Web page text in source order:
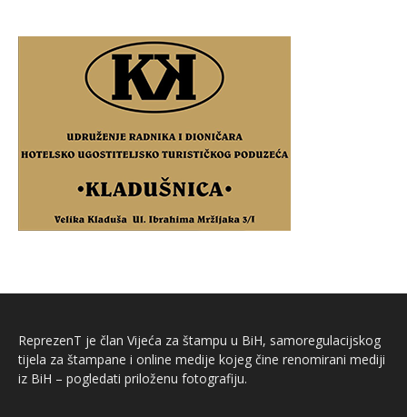
ReprezenT je član Vijeća za štampu u BiH, samoregulacijskog
tijela za štampane i online medije kojeg čine renomirani mediji
iz BiH – pogledati priloženu fotografiju.